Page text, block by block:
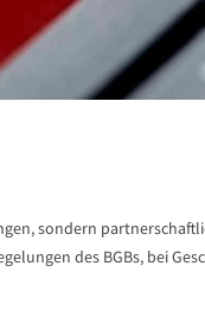
sondern
des BGBs, bei